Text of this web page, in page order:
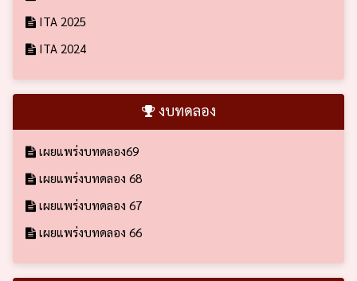
ITA 2025
ITA 2024
งบทดลอง
เผยแพร่งบทดลอง69
เผยแพร่งบทดลอง 68
เผยแพร่งบทดลอง 67
เผยแพร่งบทดลอง 66